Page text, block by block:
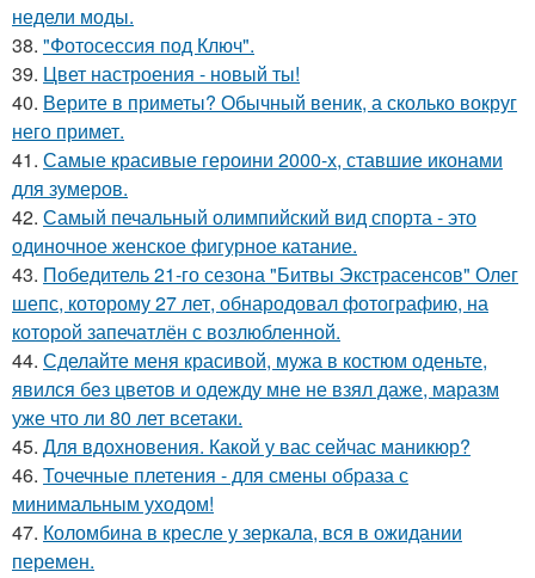
недели моды.
38. "Фотосессия под Ключ".
39. Цвет настроения - новый ты!
40. Верите в приметы? Обычный веник, а сколько вокруг
него примет.
41. Самые красивые героини 2000-х, ставшие иконами
для зумеров.
42. Самый печальный олимпийский вид спорта - это
одиночное женское фигурное катание.
43. Победитель 21-го сезона "Битвы Экстрасенсов" Олег
шепс, которому 27 лет, обнародовал фотографию, на
которой запечатлён с возлюбленной.
44. Сделайте меня красивой, мужа в костюм оденьте,
явился без цветов и одежду мне не взял даже, маразм
уже что ли 80 лет всетаки.
45. Для вдохновения. Какой у вас сейчас маникюр?
46. Точечные плетения - для смены образа с
минимальным уходом!
47. Коломбина в кресле у зеркала, вся в ожидании
перемен.